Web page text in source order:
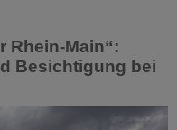
Rhein-Main“:
Besichtigung bei